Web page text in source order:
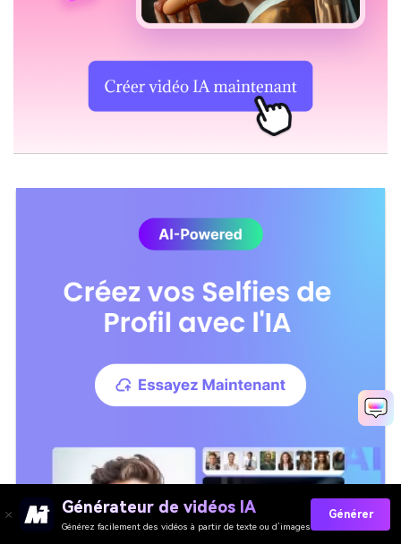
Générateur de vidéos IA
Générez facilement des vidéos à partir de texte ou d’images
Générer